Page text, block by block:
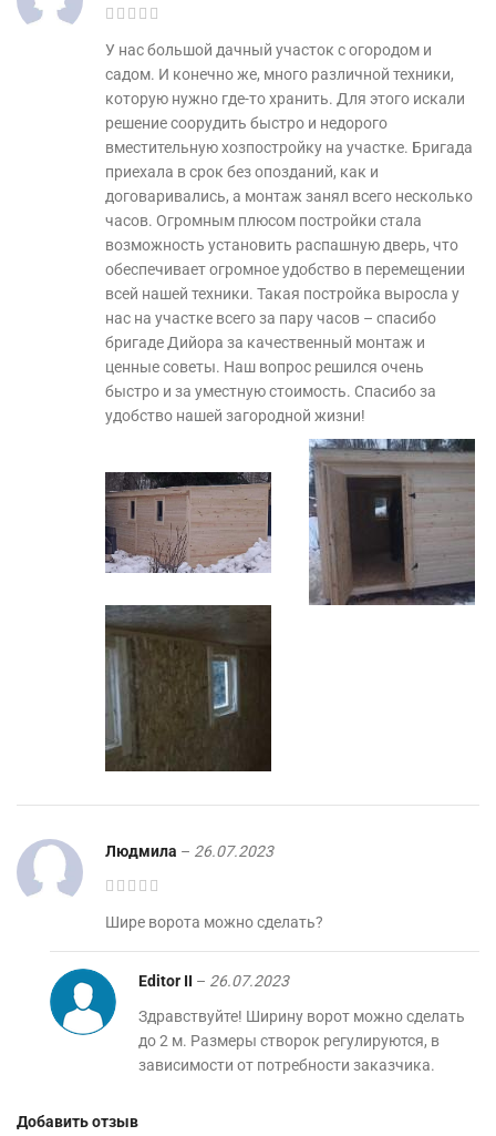
У нас большой дачный участок с огородом и
садом. И конечно же, много различной техники,
которую нужно где-то хранить. Для этого искали
решение соорудить быстро и недорого
вместительную хозпостройку на участке. Бригада
приехала в срок без опозданий, как и
договаривались, а монтаж занял всего несколько
часов. Огромным плюсом постройки стала
возможность установить распашную дверь, что
обеспечивает огромное удобство в перемещении
всей нашей техники. Такая постройка выросла у
нас на участке всего за пару часов – спасибо
бригаде Дийора за качественный монтаж и
ценные советы. Наш вопрос решился очень
быстро и за уместную стоимость. Спасибо за
удобство нашей загородной жизни!
Людмила – 26.07.2023
Шире ворота можно сделать?
Editor II – 26.07.2023
Здравствуйте! Ширину ворот можно сделать
до 2 м. Размеры створок регулируются, в
зависимости от потребности заказчика.
Добавить отзыв